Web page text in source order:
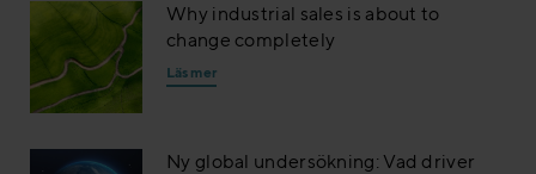
Why industrial sales is about to
change completely
Läs mer
Ny global undersökning: Vad driver